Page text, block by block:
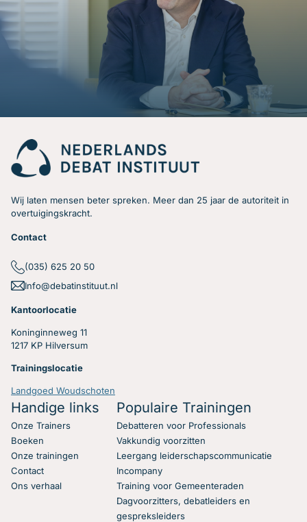
Wij laten mensen beter spreken. Meer dan 25 jaar de autoriteit in
overtuigingskracht.
Contact
(035) 625 20 50
Info@debatinstituut.nl
Kantoorlocatie
Koninginneweg 11
1217 KP Hilversum
Trainingslocatie
Landgoed Woudschoten
Handige links
Onze Trainers
Boeken
Onze trainingen
Contact
Ons verhaal
Populaire Trainingen
Debatteren voor Professionals
Vakkundig voorzitten
Leergang leiderschapscommunicatie
Incompany
Training voor Gemeenteraden
Dagvoorzitters, debatleiders en
gespreksleiders